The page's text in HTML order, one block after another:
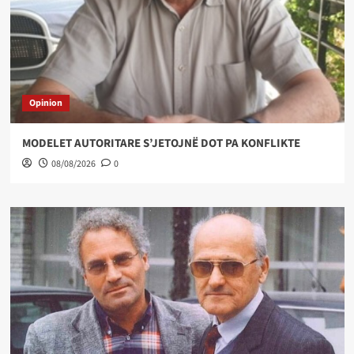
Opinion
MODELET AUTORITARE S’JETOJNË DOT PA KONFLIKTE
08/08/2026 0